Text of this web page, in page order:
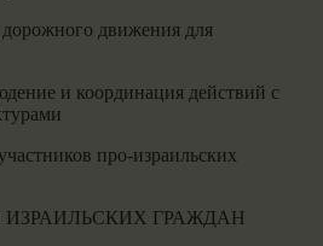
движения для
и координация действий с
про-израильских
ГРАЖДАН